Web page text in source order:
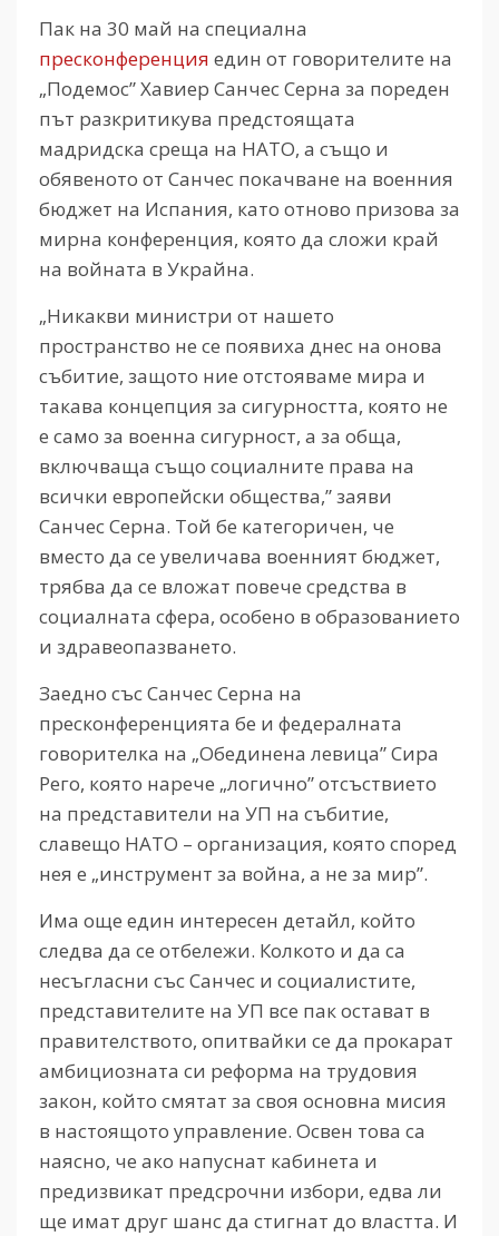
Пак на 30 май на специална
пресконференция един от говорителите на
„Подемос” Хавиер Санчес Серна за пореден
път разкритикува предстоящата
мадридска среща на НАТО, а също и
обявеното от Санчес покачване на военния
бюджет на Испания, като отново призова за
мирна конференция, която да сложи край
на войната в Украйна.
„Никакви министри от нашето
пространство не се появиха днес на онова
събитие, защото ние отстояваме мира и
такава концепция за сигурността, която не
е само за военна сигурност, а за обща,
включваща също социалните права на
всички европейски общества,” заяви
Санчес Серна. Той бе категоричен, че
вместо да се увеличава военният бюджет,
трябва да се вложат повече средства в
социалната сфера, особено в образованието
и здравеопазването.
Заедно със Санчес Серна на
пресконференцията бе и федералната
говорителка на „Обединена левица” Сира
Рего, която нарече „логично” отсъствието
на представители на УП на събитие,
славещо НАТО – организация, която според
нея е „инструмент за война, а не за мир”.
Има още един интересен детайл, който
следва да се отбележи. Колкото и да са
несъгласни със Санчес и социалистите,
представителите на УП все пак остават в
правителството, опитвайки се да прокарат
амбициозната си реформа на трудовия
закон, който смятат за своя основна мисия
в настоящото управление. Освен това са
наясно, че ако напуснат кабинета и
предизвикат предсрочни избори, едва ли
ще имат друг шанс да стигнат до властта. И